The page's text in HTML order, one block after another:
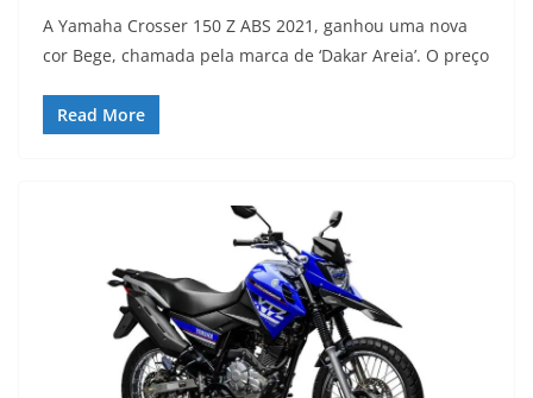
A Yamaha Crosser 150 Z ABS 2021, ganhou uma nova
cor Bege, chamada pela marca de ‘Dakar Areia’. O preço
Read More